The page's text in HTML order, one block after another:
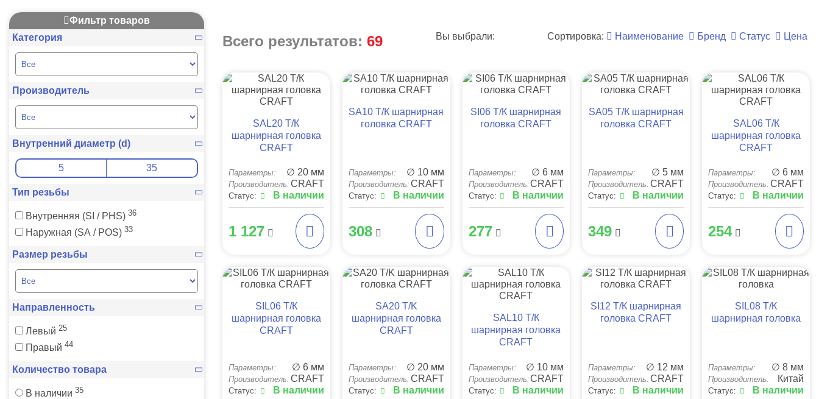
Фильтр товаров
Категория
Производитель
Внутренний диаметр (d)
Тип резьбы
Внутренняя (SI / PHS) 36
Наружная (SA / POS) 33
Размер резьбы
Направленность
Левый 25
Правый 44
Количество товара
В наличии 35
Всего результатов: 69 Вы выбрали: Сортировка: Наименование Бренд Статус Цена
SAL20 Т/К
шарнирная головка
CRAFT
Параметры: ∅ 20 мм
Производитель: CRAFT
Статус: В наличии
1 127
SA10 Т/К шарнирная
головка CRAFT
Параметры: ∅ 10 мм
Производитель: CRAFT
Статус: В наличии
308
SI06 Т/К шарнирная
головка CRAFT
Параметры: ∅ 6 мм
Производитель:CRAFT
Статус: В наличии
277
SA05 Т/К шарнирная
головка CRAFT
Параметры: ∅ 5 мм
Производитель: CRAFT
Статус: В наличии
349
SAL06 Т/К
шарнирная головка
CRAFT
Параметры: ∅ 6 мм
Производитель: CRAFT
Статус: В наличии
254
SIL06 Т/К
шарнирная головка
CRAFT
Параметры: ∅ 6 мм
Производитель: CRAFT
Статус: В наличии
SA20 T/K
шарнирная головка
CRAFT
Параметры: ∅ 20 мм
Производитель: CRAFT
Статус: В наличии
SAL10 Т/К
шарнирная головка
CRAFT
Параметры: ∅ 10 мм
Производитель:CRAFT
Статус: В наличии
SI12 Т/К шарнирная
головка CRAFT
Параметры: ∅ 12 мм
Производитель: CRAFT
Статус: В наличии
SIL08 Т/К
шарнирная головка
Параметры: ∅ 8 мм
Производитель: Китай
Статус: В наличии